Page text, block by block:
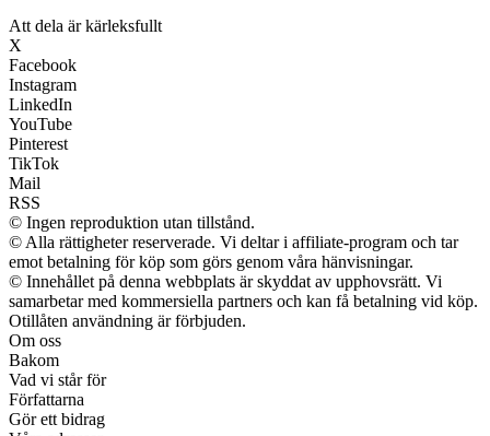
Att dela är kärleksfullt
X
Facebook
Instagram
LinkedIn
YouTube
Pinterest
TikTok
Mail
RSS
© Ingen reproduktion utan tillstånd.
© Alla rättigheter reserverade. Vi deltar i affiliate-program och tar
emot betalning för köp som görs genom våra hänvisningar.
© Innehållet på denna webbplats är skyddat av upphovsrätt. Vi
samarbetar med kommersiella partners och kan få betalning vid köp.
Otillåten användning är förbjuden.
Om oss
Bakom
Vad vi står för
Författarna
Gör ett bidrag